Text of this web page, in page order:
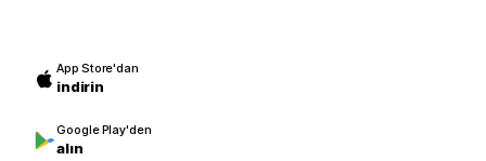
App Store'dan
indirin
Google Play'den
alın